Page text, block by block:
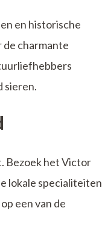
en historische
de charmante
sieren.
Bezoek het Victor
lokale specialiteiten
een van de